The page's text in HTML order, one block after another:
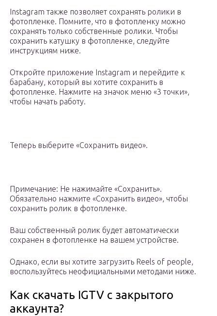
Instagram также позволяет сохранять ролики в
фотопленке. Помните, что в фотопленку можно
сохранять только собственные ролики. Чтобы
сохранить катушку в фотопленке, следуйте
инструкциям ниже.
Откройте приложение Instagram и перейдите к
барабану, который вы хотите сохранить в
фотопленке. Нажмите на значок меню «3 точки»,
чтобы начать работу.
Теперь выберите «Сохранить видео».
Примечание: Не нажимайте «Сохранить».
Обязательно нажмите «Сохранить видео», чтобы
сохранить ролик в фотопленке.
Ваш собственный ролик будет автоматически
сохранен в фотопленке на вашем устройстве.
Однако, если вы хотите загрузить Reels of people,
воспользуйтесь неофициальными методами ниже.
Как скачать IGTV с закрытого
аккаунта?